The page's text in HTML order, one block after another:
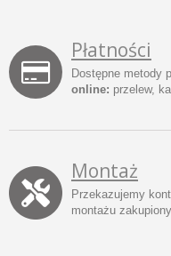
Płatności
Dostępne metody
online: przelew,
Montaż
Przekazujemy
montażu